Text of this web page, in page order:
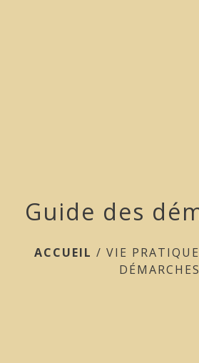
Guide des
ACCUEIL / VIE PRATIQUE
DÉMARCHES